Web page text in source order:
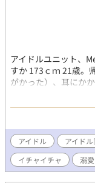
アイドルユニット、
すか 173ｃｍ 21歳。
がかった）、耳にか
タルがおぼろ豆腐に
合いをしている。 若
原 若波（もなみ）
所属タレント。 たま
り来たりしていて 多
前のお話は シリーズ
アイドル アイド
イチャイチャ
溺愛